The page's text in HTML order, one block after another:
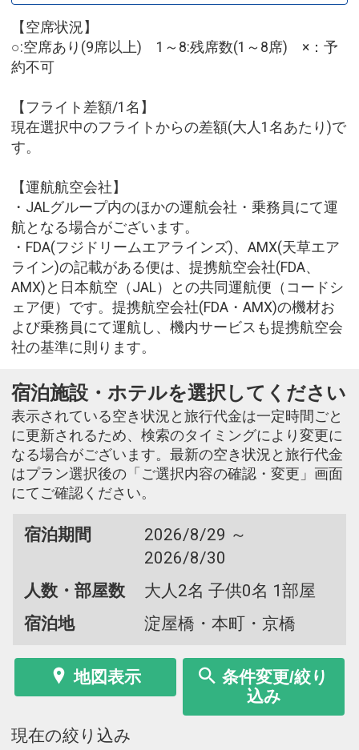
【空席状況】
○:空席あり(9席以上) 1～8:残席数(1～8席) ×：予
約不可
【フライト差額/1名】
現在選択中のフライトからの差額(大人1名あたり)で
す。
【運航航空会社】
・JALグループ内のほかの運航会社・乗務員にて運
航となる場合がございます。
・FDA(フジドリームエアラインズ)、AMX(天草エア
ライン)の記載がある便は、提携航空会社(FDA、
AMX)と日本航空（JAL）との共同運航便（コードシ
ェア便）です。提携航空会社(FDA・AMX)の機材お
よび乗務員にて運航し、機内サービスも提携航空会
社の基準に則ります。
宿泊施設・ホテルを選択してください
表示されている空き状況と旅行代金は一定時間ごと
に更新されるため、検索のタイミングにより変更に
なる場合がございます。最新の空き状況と旅行代金
はプラン選択後の「ご選択内容の確認・変更」画面
にてご確認ください。
宿泊期間
2026/8/29 ～
2026/8/30
人数・部屋数
大人2名 子供0名 1部屋
宿泊地
淀屋橋・本町・京橋
地図表示
条件変更/絞り
込み
現在の絞り込み